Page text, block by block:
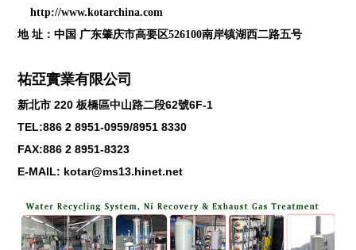
http://www.kotarchina.com
地 址：中国 广东肇庆市高要区526100南岸镇湖西二路五号
祐亞實業有限公司
新北市220 板橋區中山路二段62號6F-1
TEL:886 2 8951-0959/8951 8330
FAX:886 2 8951-8323
E-MAIL: kotar@ms13.hinet.net